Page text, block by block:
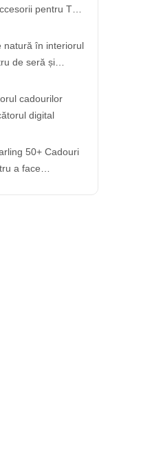
pentru The
natură în interiorul
de seră și
cadourilor
digital
50+ Cadouri
a face